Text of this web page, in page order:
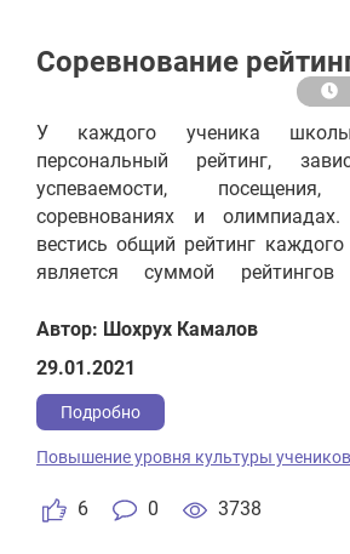
Соревнование
У каждого ученика
персональный рейтинг,
успеваемости,
соревнованиях и
вестись общий рейтинг
является суммой
отображаться на большом
учащийся может увидеть свой
параллельных, будет
будет награждаться.
такого же соревнования
школ в Республике
Автор: Шохрух Камалов
29.01.2021
Подробно
6 0 3738
Повышение уровня культуры учеников